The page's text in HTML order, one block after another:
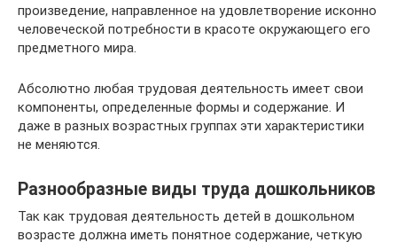
произведение, направленное на удовлетворение исконно
человеческой потребности в красоте окружающего его
предметного мира.
Абсолютно любая трудовая деятельность имеет свои
компоненты, определенные формы и содержание. И
даже в разных возрастных группах эти характеристики
не меняются.
Разнообразные виды труда дошкольников
Так как трудовая деятельность детей в дошкольном
возрасте должна иметь понятное содержание, четкую